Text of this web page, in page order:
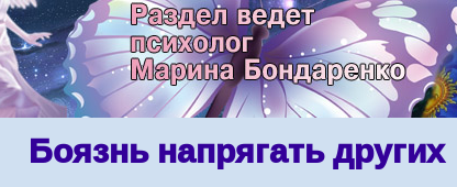
Боязнь напрягать других